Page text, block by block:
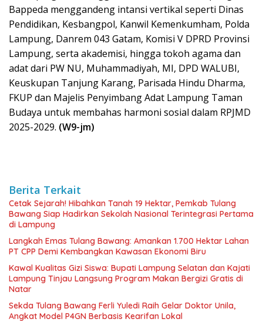
Bappeda menggandeng intansi vertikal seperti Dinas
Pendidikan, Kesbangpol, Kanwil Kemenkumham, Polda
Lampung, Danrem 043 Gatam, Komisi V DPRD Provinsi
Lampung, serta akademisi, hingga tokoh agama dan
adat dari PW NU, Muhammadiyah, MI, DPD WALUBI,
Keuskupan Tanjung Karang, Parisada Hindu Dharma,
FKUP dan Majelis Penyimbang Adat Lampung Taman
Budaya untuk membahas harmoni sosial dalam RPJMD
2025-2029. (W9-jm)
Berita Terkait
Cetak Sejarah! Hibahkan Tanah 19 Hektar, Pemkab Tulang
Bawang Siap Hadirkan Sekolah Nasional Terintegrasi Pertama
di Lampung
Langkah Emas Tulang Bawang: Amankan 1.700 Hektar Lahan
PT CPP Demi Kembangkan Kawasan Ekonomi Biru
Kawal Kualitas Gizi Siswa: Bupati Lampung Selatan dan Kajati
Lampung Tinjau Langsung Program Makan Bergizi Gratis di
Natar
Sekda Tulang Bawang Ferli Yuledi Raih Gelar Doktor Unila,
Angkat Model P4GN Berbasis Kearifan Lokal